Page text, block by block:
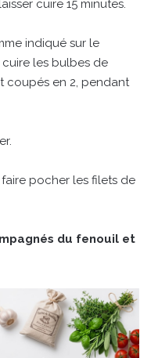
cuire 15 minutes.
indiqué sur le
les bulbes de
coupés en 2, pendant
pocher les filets de
du fenouil et